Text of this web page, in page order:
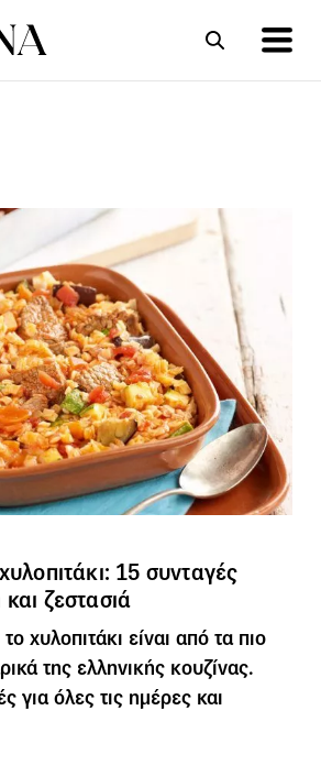
15 συνταγές
ζεστασιά
χυλοπιτάκι είναι από τα πιο
της ελληνικής κουζίνας.
για όλες τις ημέρες και